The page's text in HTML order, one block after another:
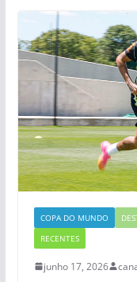
COPA DO MUNDO
RECENTES
junho 17, 2026